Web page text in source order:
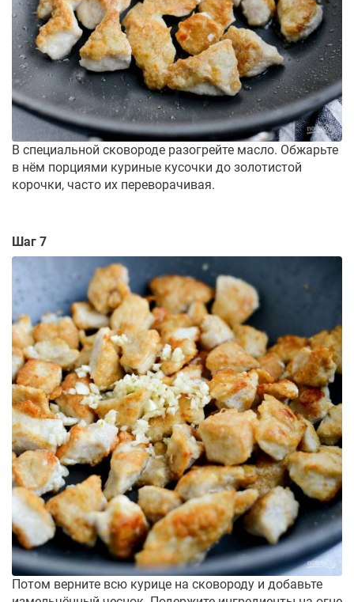
В специальной сковороде разогрейте масло. Обжарьте
в нём порциями куриные кусочки до золотистой
корочки, часто их переворачивая.
Шаг 7
Потом верните всю курице на сковороду и добавьте